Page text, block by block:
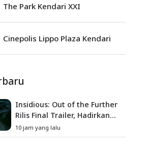
The Park Kendari XXI
Cinepolis Lippo Plaza Kendari
Insidious: Out of the Further
Rilis Final Trailer, Hadirkan
Teror Baru, Iblis Kini Masuk
ke Dunia Manusia
10 jam yang lalu